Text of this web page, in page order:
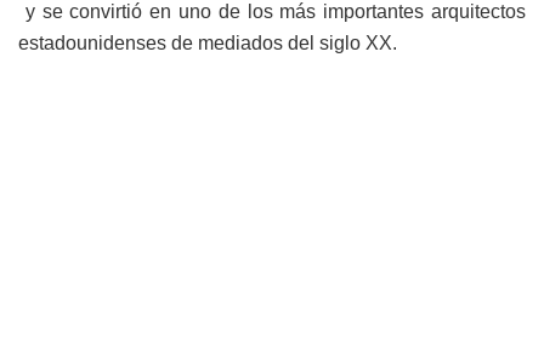
y se convirtió en uno de los más importantes arquitectos
estadounidenses de mediados del siglo XX.